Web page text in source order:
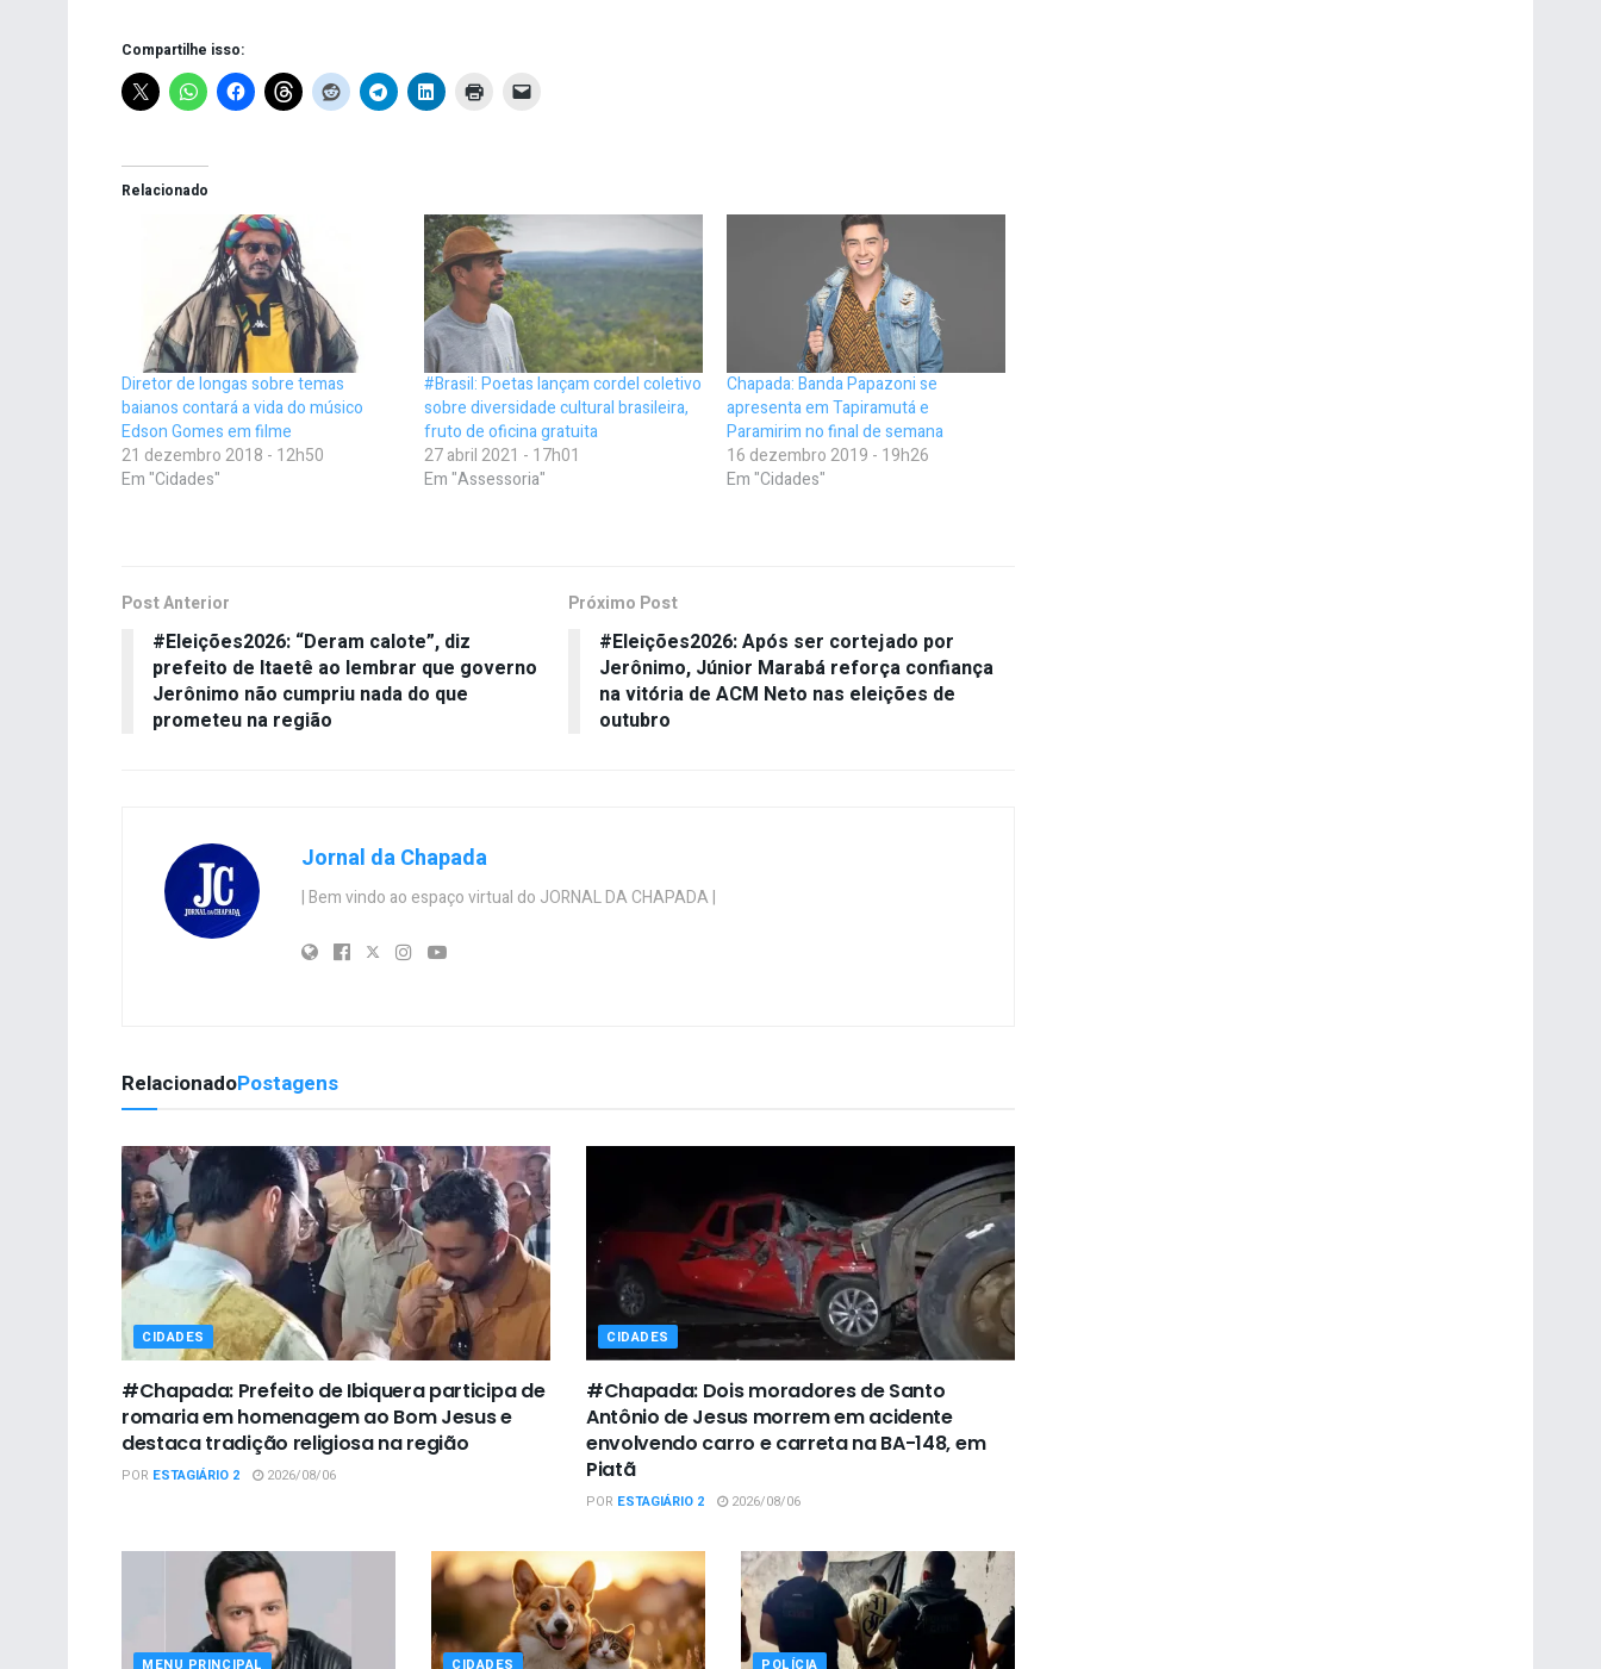
Compartilhe isso:
Relacionado
Diretor de longas sobre temas
baianos contará a vida do músico
Edson Gomes em filme
21 dezembro 2018 - 12h50
Em "Cidades"
#Brasil: Poetas lançam cordel coletivo
sobre diversidade cultural brasileira,
fruto de oficina gratuita
27 abril 2021 - 17h01
Em "Assessoria"
Chapada: Banda Papazoni se
apresenta em Tapiramutá e
Paramirim no final de semana
16 dezembro 2019 - 19h26
Em "Cidades"
Post Anterior
#Eleições2026: “Deram calote”, diz
prefeito de Itaetê ao lembrar que governo
Jerônimo não cumpriu nada do que
prometeu na região
Próximo Post
#Eleições2026: Após ser cortejado por
Jerônimo, Júnior Marabá reforça confiança
na vitória de ACM Neto nas eleições de
outubro
Jornal da Chapada
| Bem vindo ao espaço virtual do JORNAL DA CHAPADA |
RelacionadoPostagens
CIDADES
#Chapada: Prefeito de Ibiquera participa de
romaria em homenagem ao Bom Jesus e
destaca tradição religiosa na região
POR ESTAGIÁRIO 2 2026/08/06
CIDADES
#Chapada: Dois moradores de Santo
Antônio de Jesus morrem em acidente
envolvendo carro e carreta na BA-148, em
Piatã
POR ESTAGIÁRIO 2 2026/08/06